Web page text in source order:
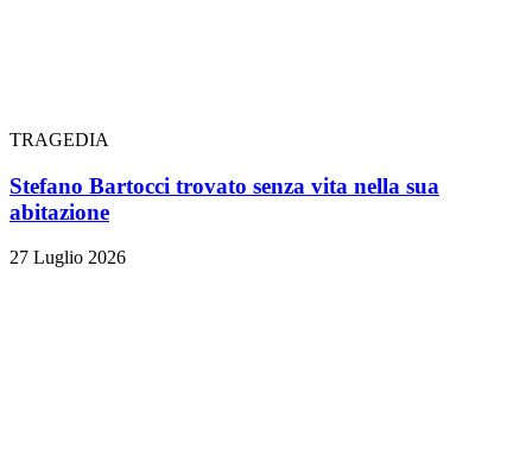
TRAGEDIA
Stefano Bartocci trovato senza vita nella sua
abitazione
27 Luglio 2026